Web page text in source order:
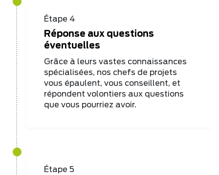
Étape 4
Réponse aux questions
éventuelles
Grâce à leurs vastes connaissances
spécialisées, nos chefs de projets
vous épaulent, vous conseillent, et
répondent volontiers aux questions
que vous pourriez avoir.
Étape 5